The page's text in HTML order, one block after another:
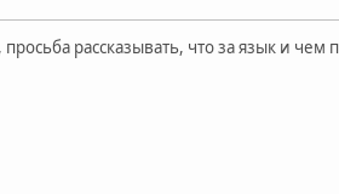
рассказывать, что за язык и чем